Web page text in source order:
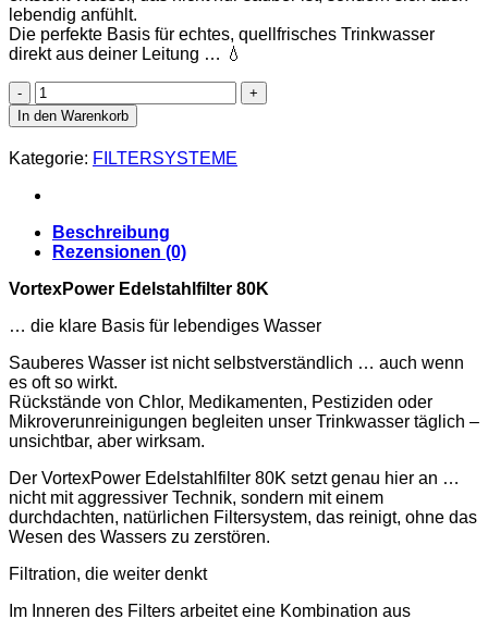
lebendig anfühlt.
Die perfekte Basis für echtes, quellfrisches Trinkwasser
direkt aus deiner Leitung … 💧
VortexPower
«Home-
80K»
Edelstahl
In den Warenkorb
Kategorie: FILTERSYSTEME
Beschreibung
Rezensionen (0)
VortexPower Edelstahlfilter 80K
… die klare Basis für lebendiges Wasser
Sauberes Wasser ist nicht selbstverständlich … auch wenn
es oft so wirkt.
Rückstände von Chlor, Medikamenten, Pestiziden oder
Mikroverunreinigungen begleiten unser Trinkwasser täglich –
unsichtbar, aber wirksam.
Der VortexPower Edelstahlfilter 80K setzt genau hier an …
nicht mit aggressiver Technik, sondern mit einem
durchdachten, natürlichen Filtersystem, das reinigt, ohne das
Wesen des Wassers zu zerstören.
Filtration, die weiter denkt
Im Inneren des Filters arbeitet eine Kombination aus